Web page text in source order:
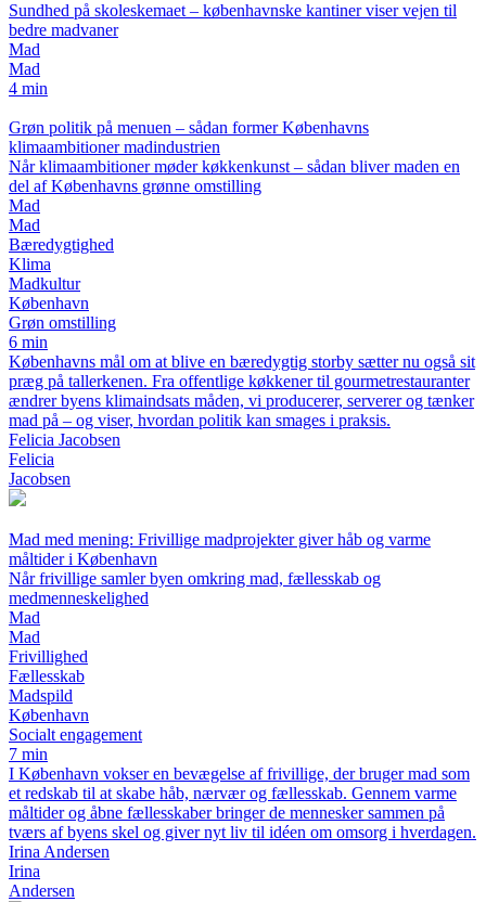
Sundhed på skoleskemaet – københavnske kantiner viser vejen til
bedre madvaner
Mad
Mad
4 min
Grøn politik på menuen – sådan former Københavns
klimaambitioner madindustrien
Når klimaambitioner møder køkkenkunst – sådan bliver maden en
del af Københavns grønne omstilling
Mad
Mad
Bæredygtighed
Klima
Madkultur
København
Grøn omstilling
6 min
Københavns mål om at blive en bæredygtig storby sætter nu også sit
præg på tallerkenen. Fra offentlige køkkener til gourmetrestauranter
ændrer byens klimaindsats måden, vi producerer, serverer og tænker
mad på – og viser, hvordan politik kan smages i praksis.
Felicia Jacobsen
Felicia
Jacobsen
Mad med mening: Frivillige madprojekter giver håb og varme
måltider i København
Når frivillige samler byen omkring mad, fællesskab og
medmenneskelighed
Mad
Mad
Frivillighed
Fællesskab
Madspild
København
Socialt engagement
7 min
I København vokser en bevægelse af frivillige, der bruger mad som
et redskab til at skabe håb, nærvær og fællesskab. Gennem varme
måltider og åbne fællesskaber bringer de mennesker sammen på
tværs af byens skel og giver nyt liv til idéen om omsorg i hverdagen.
Irina Andersen
Irina
Andersen